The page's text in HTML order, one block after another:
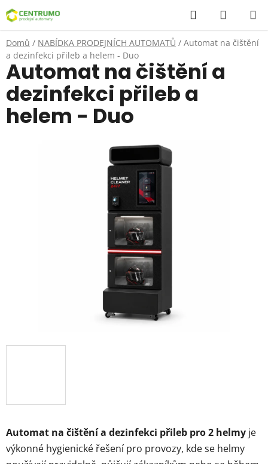
Přejít
na
obsah
Hledat
KOŠÍK
Domů / NABÍDKA PRODEJNÍCH AUTOMATŮ / Automat na čištění
a dezinfekci přileb a helem - Duo
Automat na čištění a dezinfekci přileb pro 2 helmy je
výkonné hygienické řešení pro provozy, kde se helmy
Automat na čištění a
dezinfekci přileb a
helem - Duo